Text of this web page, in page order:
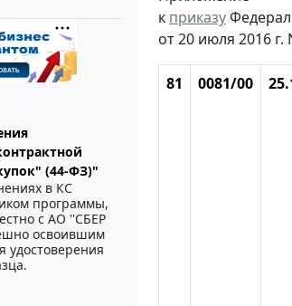
(44-ФЗ)"
в КС
программы,
с АО ''СБЕР
освоившим
удостоверения
к приказу
от 20 июля 2016 г.
81 0081/00